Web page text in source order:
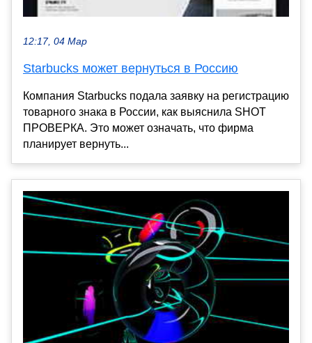
12:17, 04 Мар
Starbucks может вернуться в Россию
Компания Starbucks подала заявку на регистрацию
товарного знака в России, как выяснила SHOT
ПРОВЕРКА. Это может означать, что фирма
планирует вернуть...